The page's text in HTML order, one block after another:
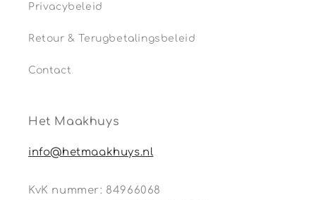
Privacybeleid
Retour & Terugbetalingsbeleid
Contact
Het Maakhuys
info@hetmaakhuys.nl
KvK nummer: 84966068